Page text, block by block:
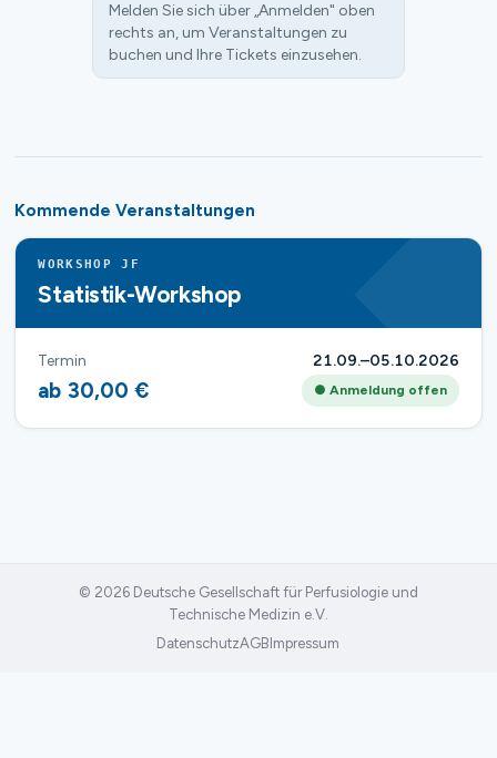
Melden Sie sich über „Anmelden" oben
rechts an, um Veranstaltungen zu
buchen und Ihre Tickets einzusehen.
Kommende Veranstaltungen
WORKSHOP JF
Statistik-Workshop
Termin 21.09.–05.10.2026
ab 30,00 € ● Anmeldung offen
© 2026 Deutsche Gesellschaft für Perfusiologie und
Technische Medizin e.V.
DatenschutzAGB Impressum